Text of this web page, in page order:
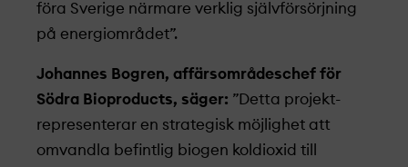
föra Sverige närmare verklig självförsörjning
på energiområdet”.
Johannes Bogren, affärsområdeschef för
Södra Bioproducts, säger: ”Detta projekt­
representerar en strategisk möjlighet att
omvandla befintlig biogen koldioxid till